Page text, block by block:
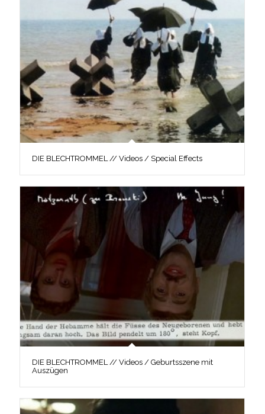
DIE BLECHTROMMEL // Videos / Special Effects
DIE BLECHTROMMEL // Videos / Geburtsszene mit
Auszügen